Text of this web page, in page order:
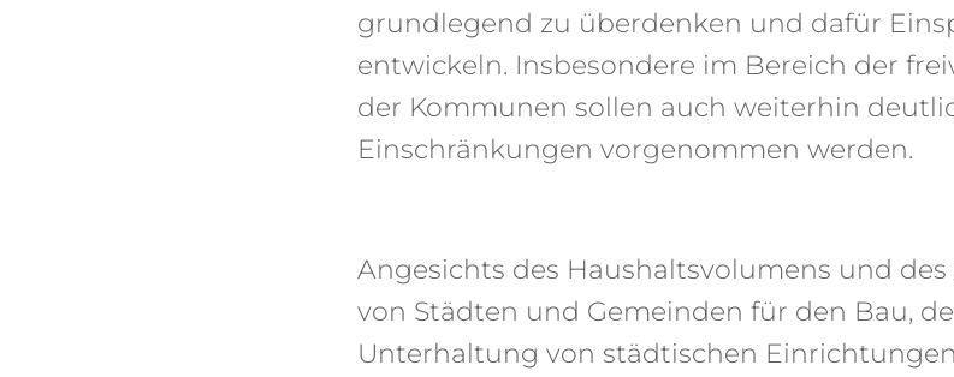
grundlegend zu überdenken und dafür
entwickeln. Insbesondere im Bereich der
der Kommunen sollen auch weiterhin
Einschränkungen vorgenommen werden.
Angesichts des Haushaltsvolumens und des
von Städten und Gemeinden für den Bau,
Unterhaltung von städtischen